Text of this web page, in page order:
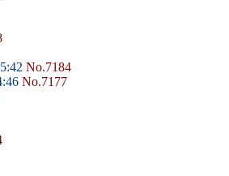
No.7184
No.7177